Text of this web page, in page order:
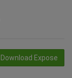
Download Expose